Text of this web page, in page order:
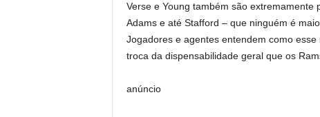
Verse e Young também são extremamente
Adams e até Stafford – que ninguém é
Jogadores e agentes entendem como
troca da dispensabilidade geral que os
anúncio